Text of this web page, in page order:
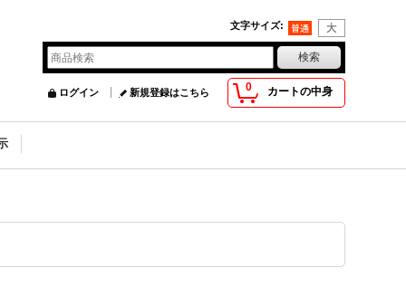
文字サイズ:
0 カートの中身
ログイン 新規登録はこちら